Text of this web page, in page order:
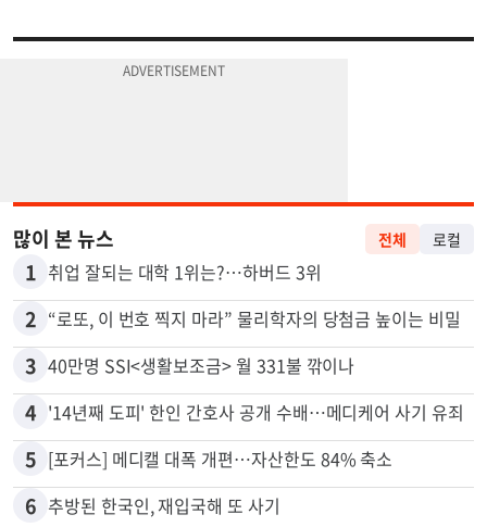
많이 본 뉴스 전체 로컬
1 취업 잘되는 대학 1위는?…하버드 3위
2 “로또, 이 번호 찍지 마라” 물리학자의 당첨금 높이는 비밀
3 40만명 SSI<생활보조금> 월 331불 깎이나
4 '14년째 도피' 한인 간호사 공개 수배…메디케어 사기 유죄
5 [포커스] 메디캘 대폭 개편…자산한도 84% 축소
6 추방된 한국인, 재입국해 또 사기